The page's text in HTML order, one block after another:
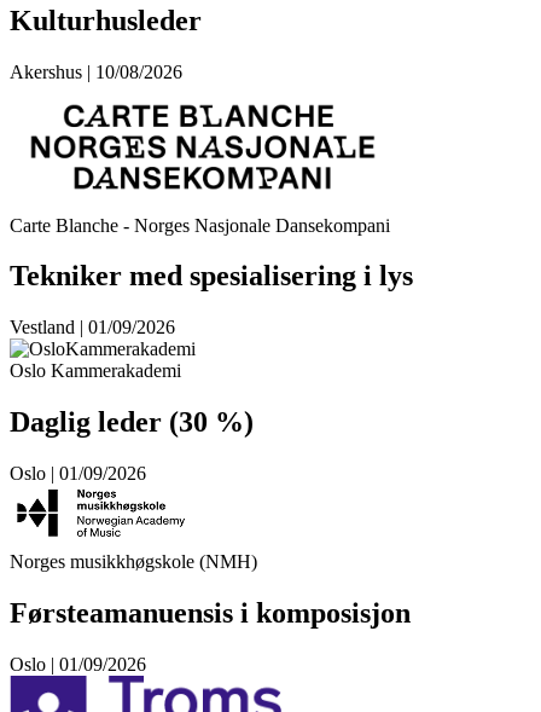
Kulturhusleder
Akershus | 10/08/2026
Carte Blanche - Norges Nasjonale Dansekompani
Tekniker med spesialisering i lys
Vestland | 01/09/2026
Oslo Kammerakademi
Daglig leder (30 %)
Oslo | 01/09/2026
Norges musikkhøgskole (NMH)
Førsteamanuensis i komposisjon
Oslo | 01/09/2026